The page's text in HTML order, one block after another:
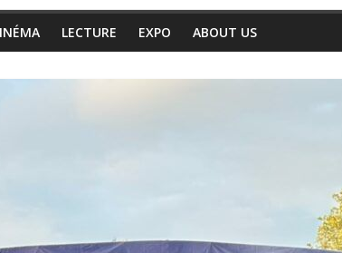
LECTURE EXPO ABOUT US